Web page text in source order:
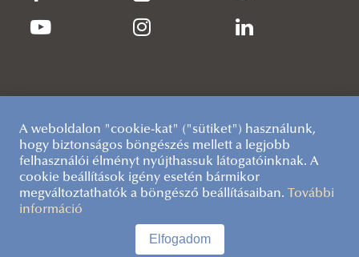
A weboldalon "cookie-kat" ("sütiket") használunk,
hogy biztonságos böngészés mellett a legjobb
felhasználói élményt nyújthassuk látogatóinknak. A
cookie beállítások igény esetén bármikor
megváltoztathatók a böngésző beállításaiban.
További
információ
Elfogadom